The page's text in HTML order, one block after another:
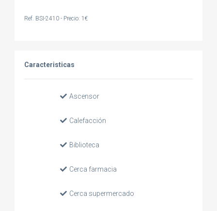
Ref. BSI-2410 - Precio: 1€
Caracteristicas
Ascensor
Calefacción
Biblioteca
Cerca farmacia
Cerca supermercado